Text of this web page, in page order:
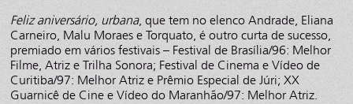
Feliz aniversário, urbana, que tem no elenco Andrade, Eliana
Carneiro, Malu Moraes e Torquato, é outro curta de sucesso,
premiado em vários festivais – Festival de Brasília/96: Melhor
Filme, Atriz e Trilha Sonora; Festival de Cinema e Vídeo de
Curitiba/97: Melhor Atriz e Prêmio Especial de Júri; XX
Guarnicê de Cine e Vídeo do Maranhão/97: Melhor Atriz.